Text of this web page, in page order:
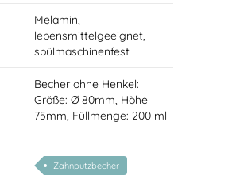
Melamin,
lebensmittelgeeignet,
spülmaschinenfest
Becher ohne Henkel:
Größe: Ø 80mm, Höhe
75mm, Füllmenge: 200 ml
Zahnputzbecher